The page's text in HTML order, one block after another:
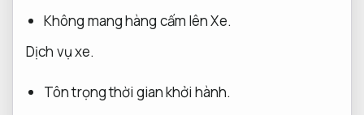
Không mang hàng cấm lên Xe.
Dịch vụ xe.
Tôn trọng thời gian khởi hành.